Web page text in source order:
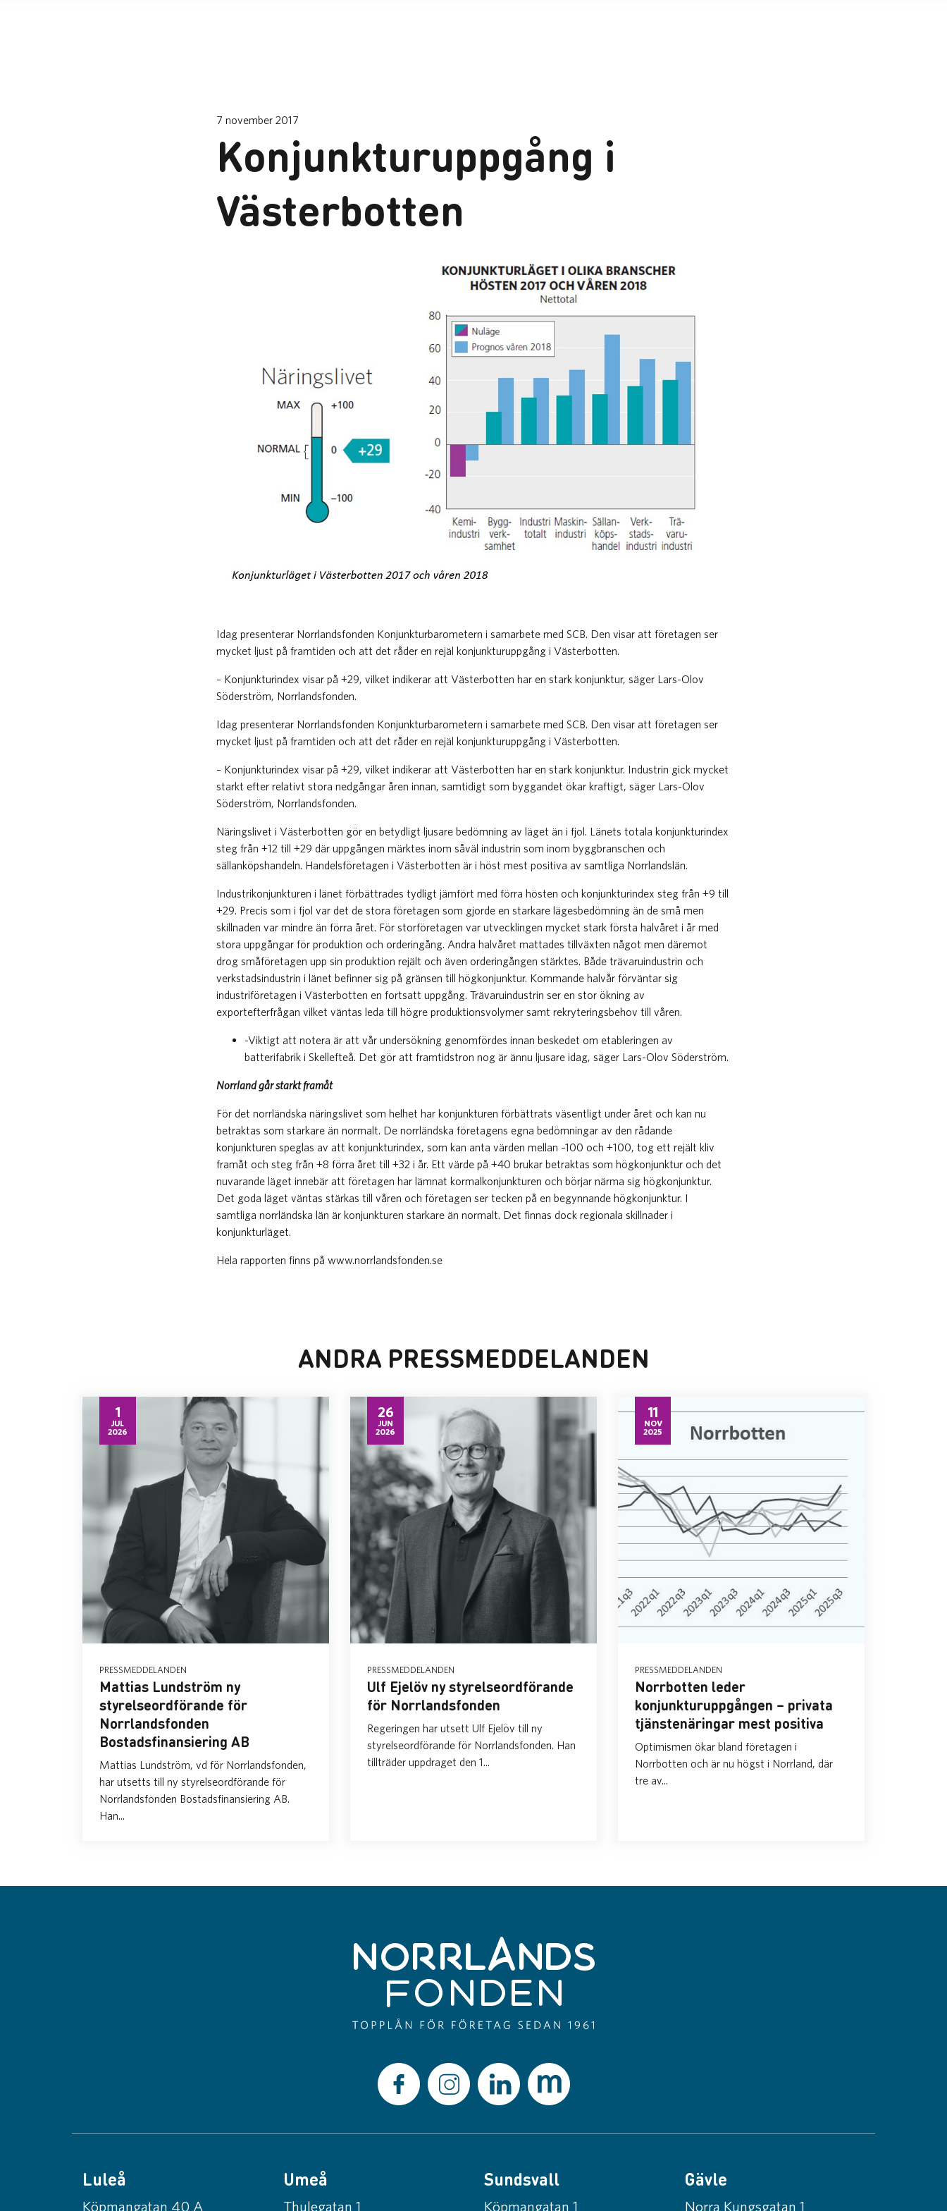
7 november 2017
Konjunkturuppgång i
Västerbotten
Idag presenterar Norrlandsfonden Konjunkturbarometern i samarbete med SCB. Den visar att företagen ser
mycket ljust på framtiden och att det råder en rejäl konjunkturuppgång i Västerbotten.
– Konjunkturindex visar på +29, vilket indikerar att Västerbotten har en stark konjunktur, säger Lars-Olov
Söderström, Norrlandsfonden.
Idag presenterar Norrlandsfonden Konjunkturbarometern i samarbete med SCB. Den visar att företagen ser
mycket ljust på framtiden och att det råder en rejäl konjunkturuppgång i Västerbotten.
– Konjunkturindex visar på +29, vilket indikerar att Västerbotten har en stark konjunktur. Industrin gick mycket
starkt efter relativt stora nedgångar åren innan, samtidigt som byggandet ökar kraftigt, säger Lars-Olov
Söderström, Norrlandsfonden.
Näringslivet i Västerbotten gör en betydligt ljusare bedömning av läget än i fjol. Länets totala konjunkturindex
steg från +12 till +29 där uppgången märktes inom såväl industrin som inom byggbranschen och
sällanköpshandeln. Handelsföretagen i Västerbotten är i höst mest positiva av samtliga Norrlandslän.
Industrikonjunkturen i länet förbättrades tydligt jämfört med förra hösten och konjunkturindex steg från +9 till
+29. Precis som i fjol var det de stora företagen som gjorde en starkare lägesbedömning än de små men
skillnaden var mindre än förra året. För storföretagen var utvecklingen mycket stark första halvåret i år med
stora uppgångar för produktion och orderingång. Andra halvåret mattades tillväxten något men däremot
drog småföretagen upp sin produktion rejält och även orderingången stärktes. Både trävaruindustrin och
verkstadsindustrin i länet befinner sig på gränsen till högkonjunktur. Kommande halvår förväntar sig
industriföretagen i Västerbotten en fortsatt uppgång. Trävaruindustrin ser en stor ökning av
exportefterfrågan vilket väntas leda till högre produktionsvolymer samt rekryteringsbehov till våren.
-Viktigt att notera är att vår undersökning genomfördes innan beskedet om etableringen av
batterifabrik i Skellefteå. Det gör att framtidstron nog är ännu ljusare idag, säger Lars-Olov Söderström.
Norrland går starkt framåt
För det norrländska näringslivet som helhet har konjunkturen förbättrats väsentligt under året och kan nu
betraktas som starkare än normalt. De norrländska företagens egna bedömningar av den rådande
konjunkturen speglas av att konjunkturindex, som kan anta värden mellan –100 och +100, tog ett rejält kliv
framåt och steg från +8 förra året till +32 i år. Ett värde på +40 brukar betraktas som högkonjunktur och det
nuvarande läget innebär att företagen har lämnat kormalkonjunkturen och börjar närma sig högkonjunktur.
Det goda läget väntas stärkas till våren och företagen ser tecken på en begynnande högkonjunktur. I
samtliga norrländska län är konjunkturen starkare än normalt. Det finnas dock regionala skillnader i
konjunkturläget.
Hela rapporten finns på www.norrlandsfonden.se
ANDRA PRESSMEDDELANDEN
1
JUL
2026
PRESSMEDDELANDEN
Mattias Lundström ny
styrelseordförande för
Norrlandsfonden
Bostadsfinansiering AB
Mattias Lundström, vd för Norrlandsfonden,
har utsetts till ny styrelseordförande för
Norrlandsfonden Bostadsfinansiering AB.
Han...
26
JUN
2026
PRESSMEDDELANDEN
Ulf Ejelöv ny styrelseordförande
för Norrlandsfonden
Regeringen har utsett Ulf Ejelöv till ny
styrelseordförande för Norrlandsfonden. Han
tillträder uppdraget den 1...
11
NOV
2025
PRESSMEDDELANDEN
Norrbotten leder
konjunkturuppgången – privata
tjänstenäringar mest positiva
Optimismen ökar bland företagen i
Norrbotten och är nu högst i Norrland, där
tre av...
Luleå
Köpmangatan 40 A
Umeå
Thulegatan 1
Sundsvall
Köpmangatan 1
Gävle
Norra Kungsgatan 1